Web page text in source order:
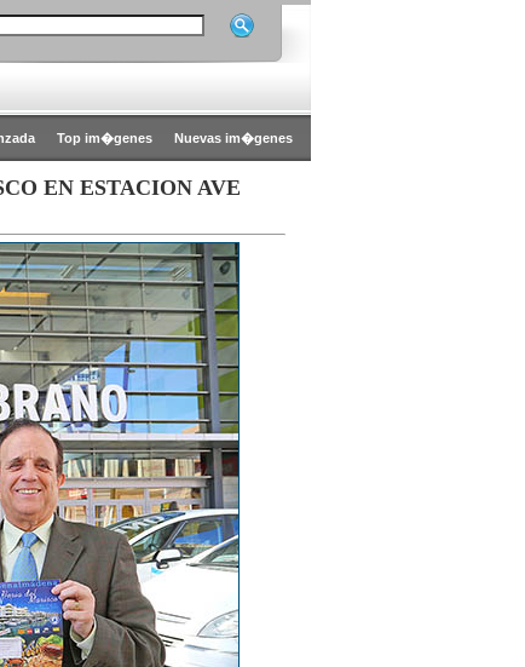
Top im�genes Nuevas im�genes
EN ESTACION AVE